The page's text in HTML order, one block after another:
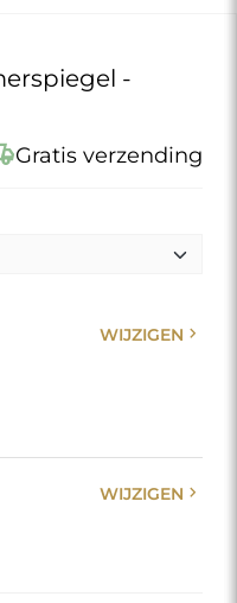
-
Gratis verzending
WIJZIGEN chevron_right
WIJZIGEN chevron_right